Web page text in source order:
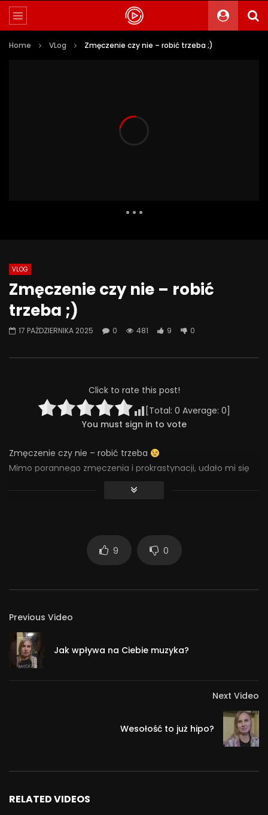
Home VLog Zmęczenie czy nie – robić trzeba ;)
Alkohol, leki antydepresyjne (SSRI)
i benzodiazepiny – FATALNE
połączenie? | Misja Psychiatria
#143
0
654 44 0
0
VLOG
Zmęczenie czy nie – robić
trzeba ;)
17 PAŹDZIERNIKA 2025 0 481 9 0
Click to rate this post!
[Total: 0 Average: 0]
You must sign in to vote
Zmęczenie czy nie – robić trzeba
Mimo porannego zmęczenia i prokrastynacji, udało mi się
9 0
Previous Video
Jak wpływa na Ciebie muzyka?
Next Video
Wesołość to już hipo?
RELATED VIDEOS